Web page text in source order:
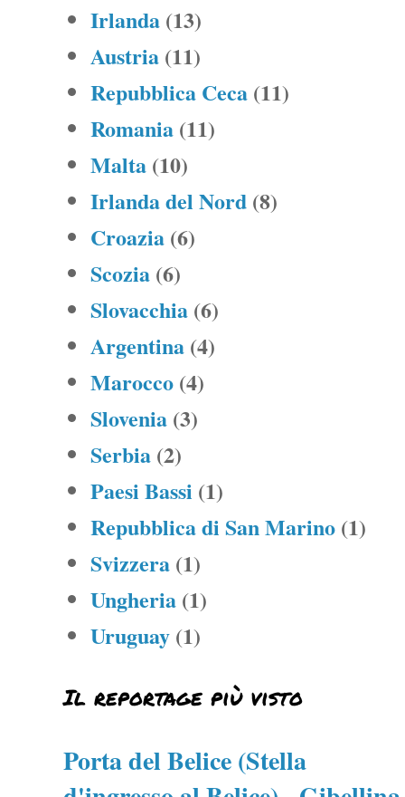
Irlanda (13)
Austria (11)
Repubblica Ceca (11)
Romania (11)
Malta (10)
Irlanda del Nord (8)
Croazia (6)
Scozia (6)
Slovacchia (6)
Argentina (4)
Marocco (4)
Slovenia (3)
Serbia (2)
Paesi Bassi (1)
Repubblica di San Marino (1)
Svizzera (1)
Ungheria (1)
Uruguay (1)
Il reportage più visto
Porta del Belice (Stella